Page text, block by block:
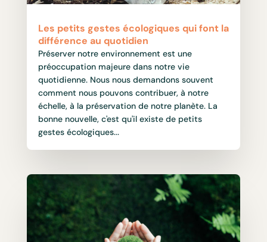
Les petits gestes écologiques qui font la
différence au quotidien
Préserver notre environnement est une
préoccupation majeure dans notre vie
quotidienne. Nous nous demandons souvent
comment nous pouvons contribuer, à notre
échelle, à la préservation de notre planète. La
bonne nouvelle, c'est qu'il existe de petits
gestes écologiques...